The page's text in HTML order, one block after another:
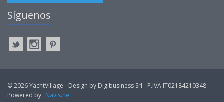
Síguenos
© 2026 YachtVillage - Design by Digibusiness Srl - P.IVA IT02184210348 -
Powered by Navis.net